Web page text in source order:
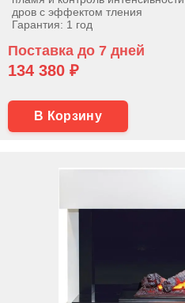
дров с эффектом тления
Гарантия: 1 год
Поставка до 7 дней
134 380 ₽
В Корзину